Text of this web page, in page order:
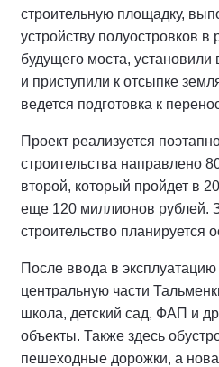
строительную площадку,
устройству полуостровков в
будущего моста,
и приступили к отсыпке
ведется подготовка к
Проект реализуется
строительства направлено
второй, который пройдет в
еще 120 миллионов рублей.
строительство планируется
После ввода в
центральную части
школа, детский сад, ФАП и
объекты. Также здесь
пешеходные дорожки, а